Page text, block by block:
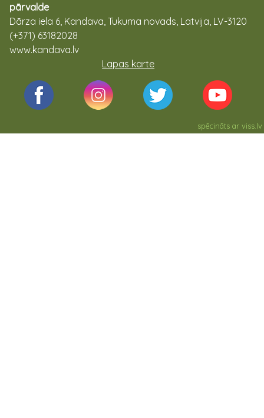
pārvalde
Dārza iela 6, Kandava, Tukuma novads, Latvija, LV-3120
(+371) 63182028
www.kandava.lv
Lapas karte
spēcināts arviss.lv